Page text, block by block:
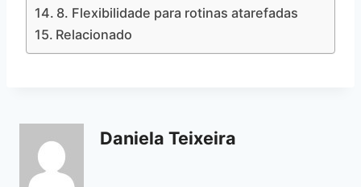
8. Flexibilidade para rotinas atarefadas
Relacionado
Daniela Teixeira